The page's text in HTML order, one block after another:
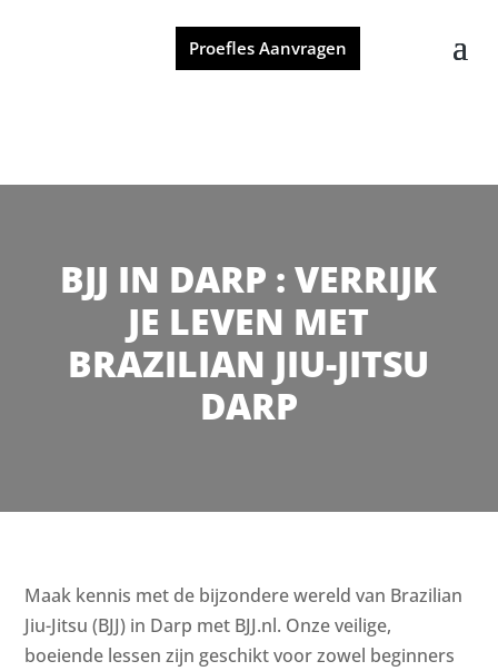
Proefles Aanvragen
BJJ IN DARP : VERRIJK
JE LEVEN MET
BRAZILIAN JIU-JITSU
DARP
Maak kennis met de bijzondere wereld van Brazilian
Jiu-Jitsu (BJJ) in Darp met BJJ.nl. Onze veilige,
boeiende lessen zijn geschikt voor zowel beginners